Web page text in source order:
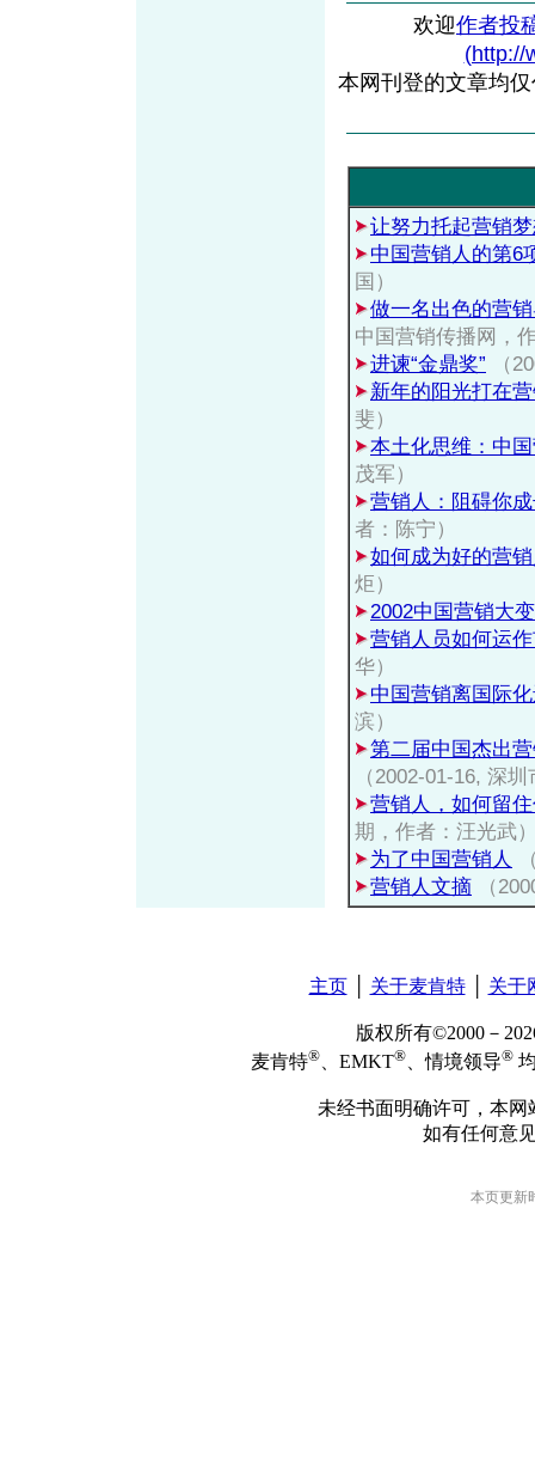
欢迎作者投
(http://
本网刊登的文章均
让努力托起营销
中国营销人的第6
国）
做一名出色的营
中国营销传播网，
进谏“金鼎奖”
（
新年的阳光打在
斐）
本土化思维：中
茂军）
营销人：阻碍你
者：陈宁）
如何成为好的营
炬）
2002中国营销大
营销人员如何运
华）
中国营销离国际
滨）
第二届中国杰出
（2002-01-16, 深
营销人，如何留
期，作者：汪光武
为了中国营销人
营销人文摘
（
主页│ 关于麦肯特│ 关于
版权所有©2000－
麦肯特® 、EMKT® 、情境领导®
未经书面明确许可，本
如有任何意
本页更新